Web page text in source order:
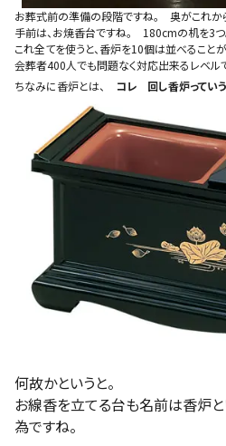
お葬式前の準備の段階ですね。 奥がこれか
手前は、お焼香台ですね。 180cmの机を3つ
これ全てを使うと、香炉を10個は並べることが
会葬者400人でも問題なく対応出来るレベル
ちなみに香炉とは、
コレ 回し香炉っていう
何故かというと。
お線香を立てる台も名前は香炉と
為ですね。